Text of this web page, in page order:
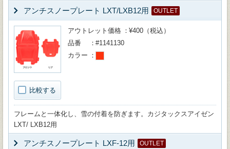
アンチスノープレート LXT/LXB12用 OUTLET
比較する
アウトレット価格
¥400（税込）
品番
#1141130
カラー
フレームと一体化し、雪の付着を防ぎます。カジタックスアイゼン
LXT/ LXB12用
アンチスノープレート LXF-12用 OUTLET